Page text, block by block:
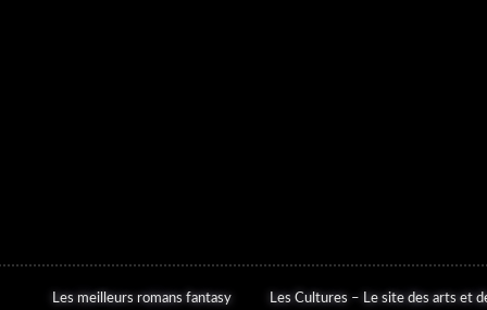
Les meilleurs romans fantasy Les Cultures – Le site des arts et